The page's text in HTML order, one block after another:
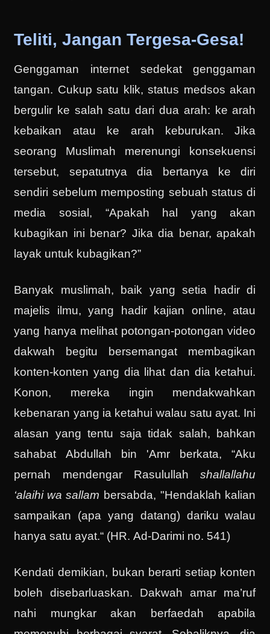
Teliti, Jangan Tergesa-Gesa!
Genggaman internet sedekat genggaman
tangan. Cukup satu klik, status medsos akan
bergulir ke salah satu dari dua arah: ke arah
kebaikan atau ke arah keburukan. Jika
seorang Muslimah merenungi konsekuensi
tersebut, sepatutnya dia bertanya ke diri
sendiri sebelum memposting sebuah status di
media sosial, “Apakah hal yang akan
kubagikan ini benar? Jika dia benar, apakah
layak untuk kubagikan?”
Banyak muslimah, baik yang setia hadir di
majelis ilmu, yang hadir kajian online, atau
yang hanya melihat potongan-potongan video
dakwah begitu bersemangat membagikan
konten-konten yang dia lihat dan dia ketahui.
Konon, mereka ingin mendakwahkan
kebenaran yang ia ketahui walau satu ayat. Ini
alasan yang tentu saja tidak salah, bahkan
sahabat Abdullah bin 'Amr berkata, “Aku
pernah mendengar Rasulullahshallallahu
‘alaihi wa sallam bersabda, "Hendaklah kalian
sampaikan (apa yang datang) dariku walau
hanya satu ayat.“ (HR. Ad-Darimi no. 541)
Kendati demikian, bukan berarti setiap konten
boleh disebarluaskan. Dakwah amar ma’ruf
nahi mungkar akan berfaedah apabila